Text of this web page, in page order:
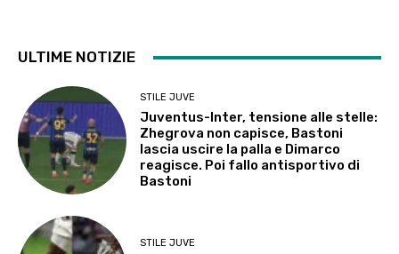
ULTIME NOTIZIE
STILE JUVE
Juventus-Inter, tensione alle stelle:
Zhegrova non capisce, Bastoni
lascia uscire la palla e Dimarco
reagisce. Poi fallo antisportivo di
Bastoni
STILE JUVE